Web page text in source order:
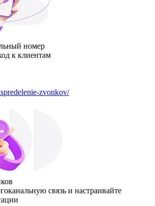
номер
к клиентам
zvonkov/
связь и настраивайте